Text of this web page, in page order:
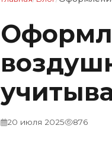
20 июля 2025 876